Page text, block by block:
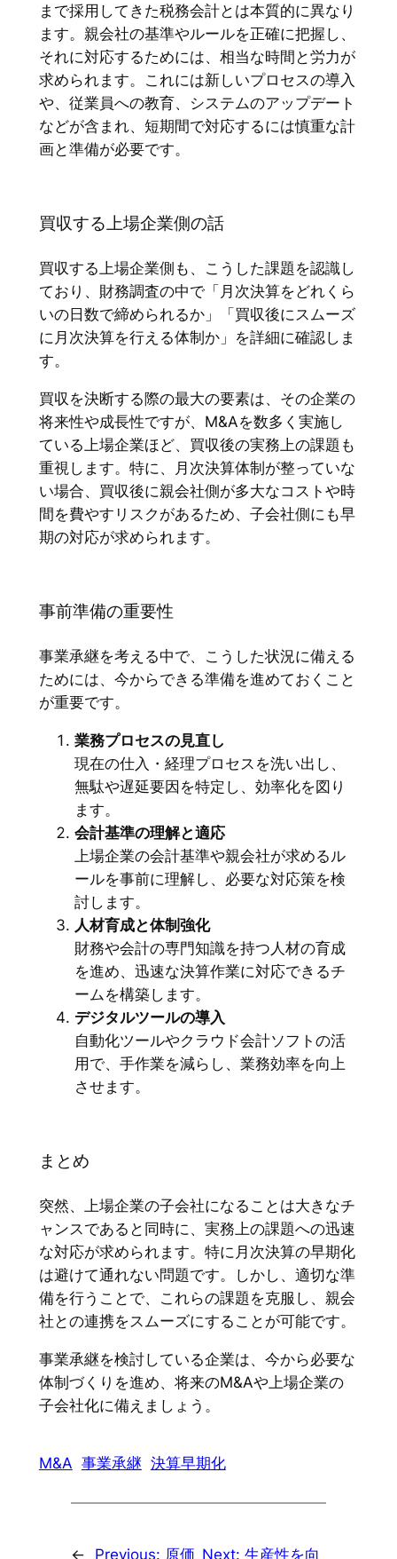
まで採用してきた税務会計とは本質的に異なり
ます。親会社の基準やルールを正確に把握し、
それに対応するためには、相当な時間と労力が
求められます。これには新しいプロセスの導入
や、従業員への教育、システムのアップデート
などが含まれ、短期間で対応するには慎重な計
画と準備が必要です。
買収する上場企業側の話
買収する上場企業側も、こうした課題を認識し
ており、財務調査の中で「月次決算をどれくら
いの日数で締められるか」「買収後にスムーズ
に月次決算を行える体制か」を詳細に確認しま
す。
買収を決断する際の最大の要素は、その企業の
将来性や成長性ですが、M&Aを数多く実施し
ている上場企業ほど、買収後の実務上の課題も
重視します。特に、月次決算体制が整っていな
い場合、買収後に親会社側が多大なコストや時
間を費やすリスクがあるため、子会社側にも早
期の対応が求められます。
事前準備の重要性
事業承継を考える中で、こうした状況に備える
ためには、今からできる準備を進めておくこと
が重要です。
業務プロセスの見直し
現在の仕入・経理プロセスを洗い出し、
無駄や遅延要因を特定し、効率化を図り
ます。
会計基準の理解と適応
上場企業の会計基準や親会社が求めるル
ールを事前に理解し、必要な対応策を検
討します。
人材育成と体制強化
財務や会計の専門知識を持つ人材の育成
を進め、迅速な決算作業に対応できるチ
ームを構築します。
デジタルツールの導入
自動化ツールやクラウド会計ソフトの活
用で、手作業を減らし、業務効率を向上
させます。
まとめ
突然、上場企業の子会社になることは大きなチ
ャンスであると同時に、実務上の課題への迅速
な対応が求められます。特に月次決算の早期化
は避けて通れない問題です。しかし、適切な準
備を行うことで、これらの課題を克服し、親会
社との連携をスムーズにすることが可能です。
事業承継を検討している企業は、今から必要な
体制づくりを進め、将来のM&Aや上場企業の
子会社化に備えましょう。
M&A 事業承継 決算早期化
← Previous: 原価 Next:生産性を向